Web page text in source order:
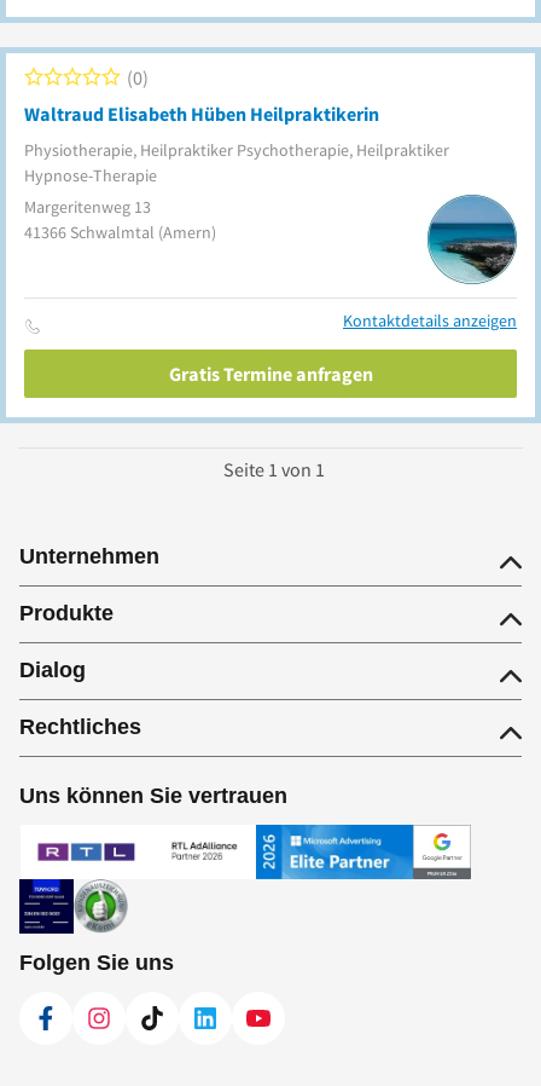
Waltraud Elisabeth Hüben Heilpraktikerin
Physiotherapie, Heilpraktiker Psychotherapie, Heilpraktiker
Hypnose-Therapie
0
Margeritenweg 13
41366 Schwalmtal (Amern)
Kontaktdetails anzeigen
Gratis Termine anfragen
Seite 1 von 1
Unternehmen
Produkte
Dialog
Rechtliches
Uns können Sie vertrauen
Folgen Sie uns